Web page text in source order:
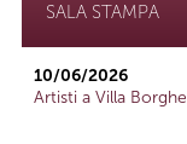
SALA STAMPA
10/06/2026
Artisti a Villa